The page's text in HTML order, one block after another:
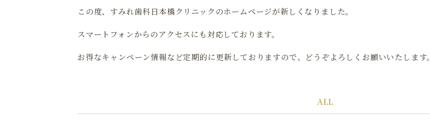
この度、すみれ歯科日本橋クリニックのホームページが新しくなりました。
スマートフォンからのアクセスにも対応しております。
お得なキャンペーン情報など定期的に更新しておりますので、どうぞよろしくお願いいたします。
ALL